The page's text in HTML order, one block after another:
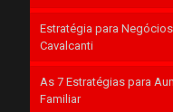
Estratégia para
Cavalcanti
As 7 Estratégias para
Familiar